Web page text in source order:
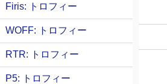
Firis: トロフィー
WOFF: トロフィー
RTR: トロフィー
P5: トロフィー